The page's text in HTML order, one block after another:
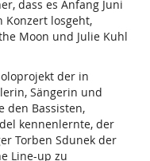
dass es Anfang Juni
Konzert losgeht,
Moon und Julie Kuhl
der in
Sängerin und
den Bassisten,
kennenlernte, der
Torben Sdunek der
Line-up zu